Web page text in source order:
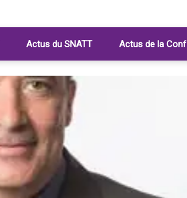
Actus du SNATT Actus de la Conf